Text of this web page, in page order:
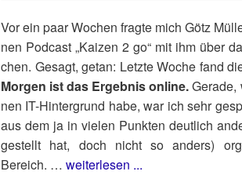
Vor ein paar Wochen frag­te mich Götz
nen Pod­cast „Kai­zen 2 go“ mit ihm über
chen. Gesagt, getan: Letz­te Woche fand
Mor­gen ist das Ergeb­nis online.
nen IT-Hin­ter­grund habe, war ich sehr
aus dem ja in vie­len Punk­ten deut­lich
ge­stellt hat, doch nicht so anders)
Bereich. … weiterlesen ...